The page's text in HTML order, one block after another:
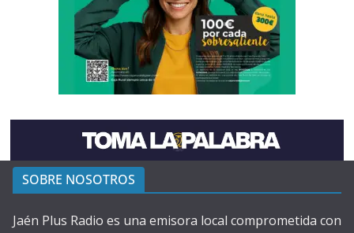
SOBRE NOSOTROS
Jaén Plus Radio es una emisora local comprometida con